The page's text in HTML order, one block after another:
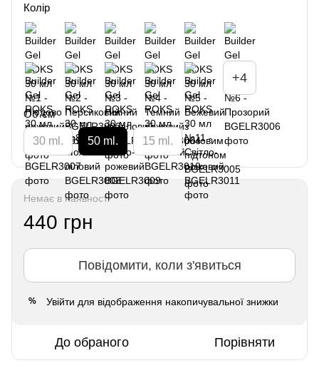
Колір
+4
Об`єм
30 ml. 50 ml. 15 ml.
Немає в наявності
440 грн
Повідомити, коли з'явиться
% Увійти для відображення накопичувальної знижки
До обраного Порівняти